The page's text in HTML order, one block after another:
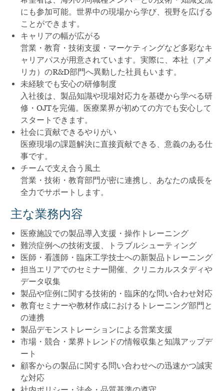
にも参加可能。世界中の現場から学び、視野を広げる
ことができます。
キャリアの幅が広がる
営業・教育・技術支援・マーケティングなど多彩なキ
ャリアパスが用意されています。実際に、本社（アメ
リカ）のR&D部門へ異動した社員もいます。
未経験でも安心の研修制度
入社後は、製品知識や現場対応力を基礎から学べる研
修・OJTを完備。医療業界が初めての方でも安心して
スタートできます。
社会に貢献できるやりがい
医療現場の課題解決に直接貢献できる、意義のある仕
事です。
チームで支え合う風土
営業・技術・教育部門が密に連携し、あなたの成長を
全力でサポートします。
主な業務内容
医療施設での製品導入支援・操作トレーニング
難渋症例への技術支援、トラブルシューティング
医師・看護師・臨床工学技士への新製品トレーニング
担当エリアでのセミナー開催、クリニカルスタディや
データ収集
製品や症例に関する技術的・臨床的な問い合わせ対応
教育セミナーや教材作成におけるトレーニング部門と
の連携
製品デモンストレーションによる営業支援
市場・競合・業界トレンドの情報収集と知識アップデ
ート
顧客からの製品に関する問い合わせへの迅速かつ誠実
な対応